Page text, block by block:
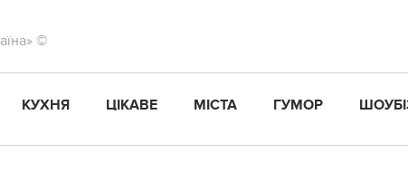
©
КУХНЯ ЦІКАВЕ МІСТА ГУМОР